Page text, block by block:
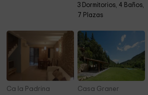
3 Dormitorios, 4 Baños,
7 Plazas
Ca la Padrina Casa Graner